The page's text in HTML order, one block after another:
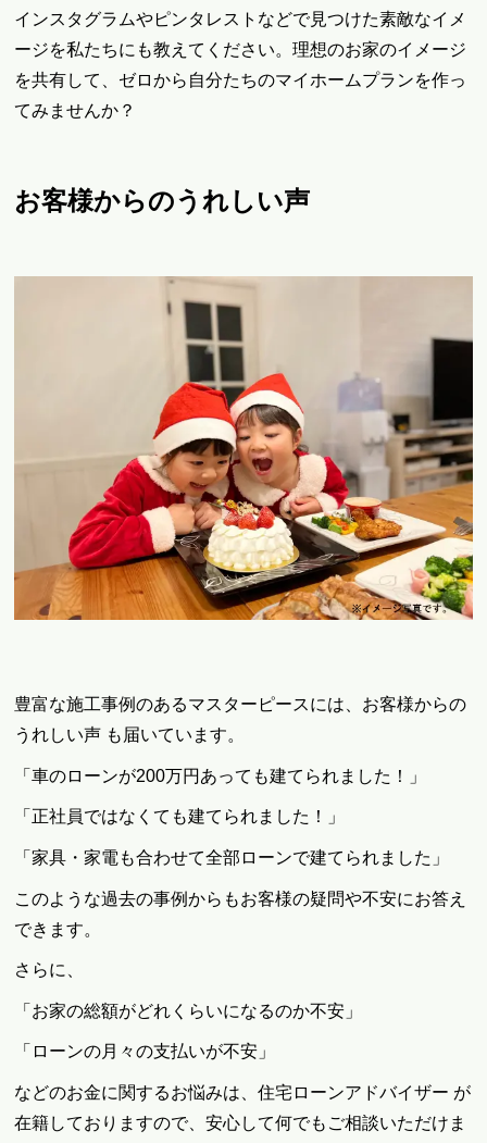
インスタグラムやピンタレストなどで見つけた素敵なイメ
ージを私たちにも教えてください。理想のお家のイメージ
を共有して、 ゼロから自分たちのマイホームプランを作っ
てみませんか？
お客様からのうれしい声
豊富な施工事例のあるマスターピースには、お客様からの
うれしい声 も届いています。
「車のローンが200万円あっても建てられました！」
「正社員ではなくても建てられました！」
「家具・家電も合わせて全部ローンで建てられました」
このような過去の事例からもお客様の疑問や不安にお答え
できます。
さらに、
「お家の総額がどれくらいになるのか不安」
「ローンの月々の支払いが不安」
などのお金に関するお悩みは、住宅ローンアドバイザー が
在籍しておりますので、安心して何でもご相談いただけま